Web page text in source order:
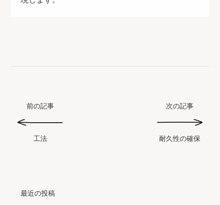
前の記事
工法
次の記事
耐久性の確保
最近の投稿